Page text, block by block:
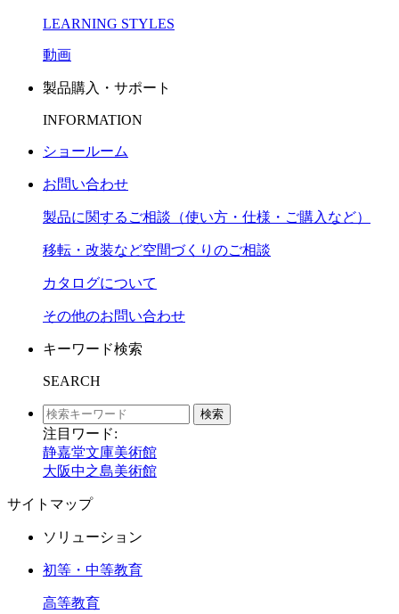
LEARNING STYLES
動画
製品購入・サポート
INFORMATION
ショールーム
お問い合わせ
製品に関するご相談（使い方・仕様・ご購入など）
移転・改装など空間づくりのご相談
カタログについて
その他のお問い合わせ
キーワード検索
SEARCH
検索
注目ワード:
静嘉堂文庫美術館
大阪中之島美術館
サイトマップ
ソリューション
初等・中等教育
高等教育